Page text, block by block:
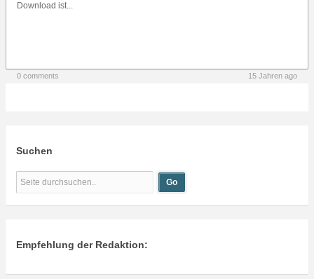
Download ist...
0 comments 15 Jahren ago
Suchen
Empfehlung der Redaktion: